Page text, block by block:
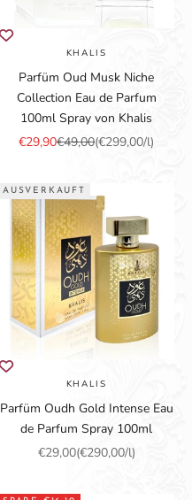
KHALIS
Parfüm Oud Musk Niche
Collection Eau de Parfum
100ml Spray von Khalis
Angebot
€29,90Regulärer Preis
€49,00(€299,00/l)
AUSVERKAUFT
KHALIS
Parfüm Oudh Gold Intense Eau
de Parfum Spray 100ml
Angebot
€29,00(€290,00/l)